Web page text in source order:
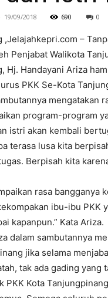
19/09/2018 690 0
,Jelajahkepri.com –
Penjabat Walikota
Hj. Handayani Ariza
PKK Se-Kota
mengatakan
program-program
istri akan kembali
terasa lusa kita
Berpisah kita
rasa bangganya
ibu-ibu PKK
kapanpun.” Kata Ariza.
dalam sambutannya
jika selama
tak ada gading
PKK Kota